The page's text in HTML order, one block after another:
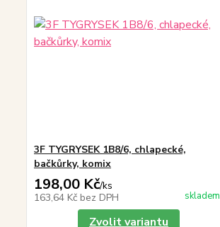
3F TYGRYSEK 1B8/6, chlapecké,
bačkůrky, komix
198,00 Kč/ks
163,64 Kč bez DPH skladem
Zvolit variantu